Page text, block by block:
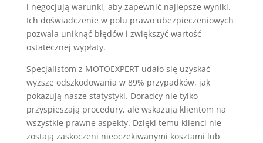
i negocjują warunki, aby zapewnić najlepsze wyniki.
Ich doświadczenie w polu prawo ubezpieczeniowych
pozwala uniknąć błędów i zwiększyć wartość
ostatecznej wypłaty.
Specjalistom z MOTOEXPERT udało się uzyskać
wyższe odszkodowania w 89% przypadków, jak
pokazują nasze statystyki. Doradcy nie tylko
przyspieszają procedury, ale wskazują klientom na
wszystkie prawne aspekty. Dzięki temu klienci nie
zostają zaskoczeni nieoczekiwanymi kosztami lub